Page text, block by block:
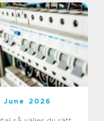
June 2026